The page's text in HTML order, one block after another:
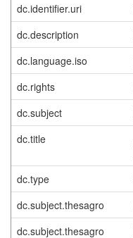
dc.identifier.uri
dc.description
dc.language.iso
dc.rights
dc.subject
dc.title
dc.type
dc.subject.thesagro
dc.subject.thesagro